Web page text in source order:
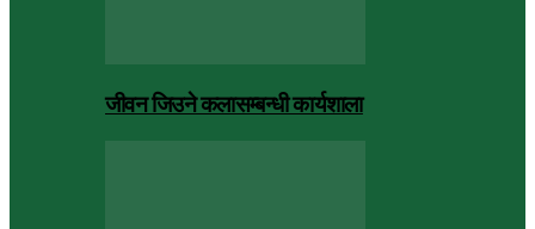
जीवन जिउने कलासम्बन्धी कार्यशाला